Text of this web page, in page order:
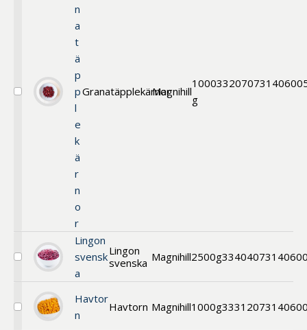
Välj
Granatäpplekärnor
n
a
t
ä
p
p
l
e
k
ä
r
n
o
r
GranatäpplekärnorMagnihill
1000
g
33207
Välj
svenska
Lingon
svensk
a
Lingon
svenska Magnihill2500g33404
Välj
Havtor
n
Havtorn Magnihill1000g33312